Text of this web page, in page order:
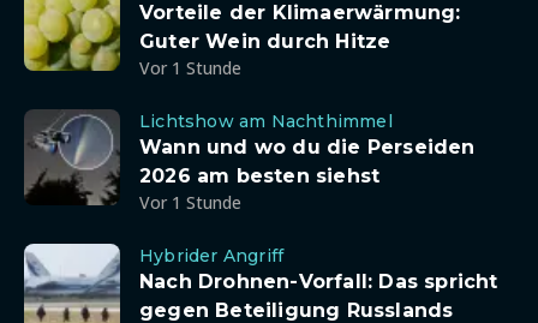
Vorteile der Klimaerwärmung:
Guter Wein durch Hitze
Vor 1 Stunde
Lichtshow am Nachthimmel
Wann und wo du die Perseiden
2026 am besten siehst
Vor 1 Stunde
Hybrider Angriff
Nach Drohnen-Vorfall: Das spricht
gegen Beteiligung Russlands